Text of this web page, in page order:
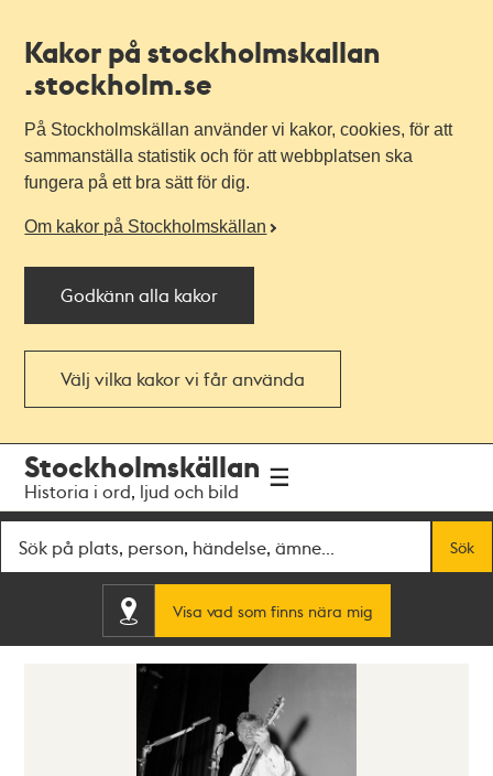
Kakor på stockholmskallan
.stockholm.se
På Stockholmskällan använder vi kakor, cookies, för att
sammanställa statistik och för att webbplatsen ska
fungera på ett bra sätt för dig.
Om kakor på Stockholmskällan
Godkänn alla kakor
Välj vilka kakor vi får använda
navigationen
huvudinnehållet
Stockholmskällan
Historia i ord, ljud och bild
Sök
Visa vad som finns nära mig